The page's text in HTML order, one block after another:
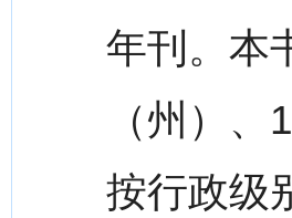
年刊。本
（州）
按行政级